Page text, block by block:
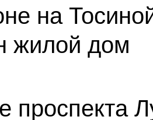
на
жилой дом
проспекта